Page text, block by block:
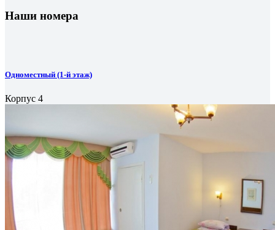
Наши номера
Одноместный (1-й этаж)
Корпус 4